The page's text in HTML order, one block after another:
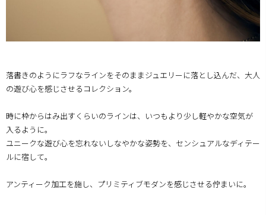
落書きのようにラフなラインをそのままジュエリーに落とし込んだ、大人
の遊び心を感じさせるコレクション。
時に枠からはみ出すくらいのラインは、いつもより少し軽やかな空気が
入るように。
ユニークな遊び心を忘れないしなやかな姿勢を、センシュアルなディテー
ルに宿して。
アンティーク加工を施し、プリミティブモダンを感じさせる佇まいに。